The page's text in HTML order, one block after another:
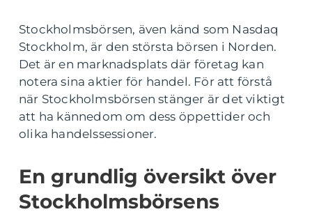
Stockholmsbörsen, även känd som Nasdaq
Stockholm, är den största börsen i Norden.
Det är en marknadsplats där företag kan
notera sina aktier för handel. För att förstå
när Stockholmsbörsen stänger är det viktigt
att ha kännedom om dess öppettider och
olika handelssessioner.
En grundlig översikt över
Stockholmsbörsens